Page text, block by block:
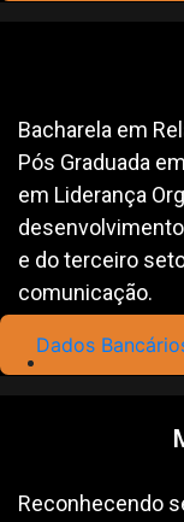
Bacharela em
Pós Graduada
em Liderança
e do terceiro
comunicação.
Dados
Reconhecendo